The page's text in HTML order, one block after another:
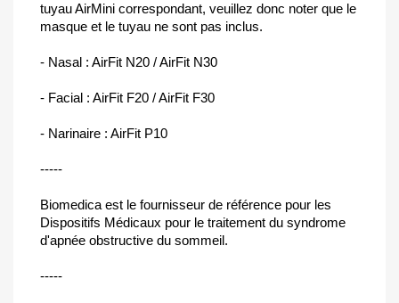
tuyau AirMini correspondant, veuillez donc noter que le
masque et le tuyau ne sont pas inclus.
- Nasal : AirFit N20 / AirFit N30
- Facial : AirFit F20 / AirFit F30
- Narinaire : AirFit P10
-----
Biomedica est le fournisseur de référence pour les
Dispositifs Médicaux pour le traitement du syndrome
d'apnée obstructive du sommeil.
-----